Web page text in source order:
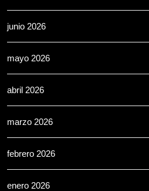
junio 2026
mayo 2026
abril 2026
marzo 2026
febrero 2026
enero 2026